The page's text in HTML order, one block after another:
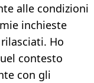
alle condizioni
inchieste
Ho
contesto
con gli